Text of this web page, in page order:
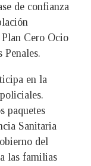
de confianza
Cero Ocio
Penales.
en la
paquetes
Sanitaria
del
las familias